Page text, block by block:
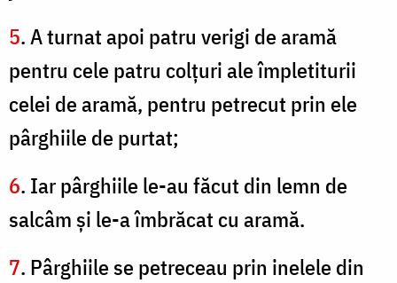
5. A turnat apoi patru verigi de aramă
pentru cele patru colţuri ale împletiturii
celei de aramă, pentru petrecut prin ele
pârghiile de purtat;
6. Iar pârghiile le-au făcut din lemn de
salcâm şi le-a îmbrăcat cu aramă.
7. Pârghiile se petreceau prin inelele din